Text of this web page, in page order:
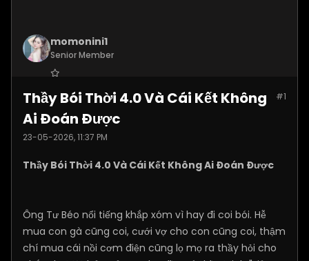
momonini1
Senior Member
Posts:5399 #1
Thầy Bói Thời 4.0 Và Cái Kết Không
Ai Đoán Được
23-05-2026, 11:37 PM
Thầy Bói Thời 4.0 Và Cái Kết Không Ai Đoán Được
Ông Tư Béo nổi tiếng khắp xóm vì hay đi coi bói. Hễ
mua con gà cũng coi, cưới vợ cho con cũng coi, thậm
chí mua cái nồi cơm điện cũng lọ mọ ra thầy hỏi cho